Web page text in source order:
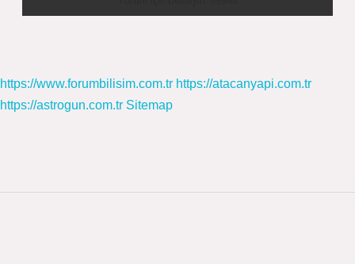
https://www.forumbilisim.com.tr https://atacanyapi.com.tr
https://astrogun.com.tr Sitemap